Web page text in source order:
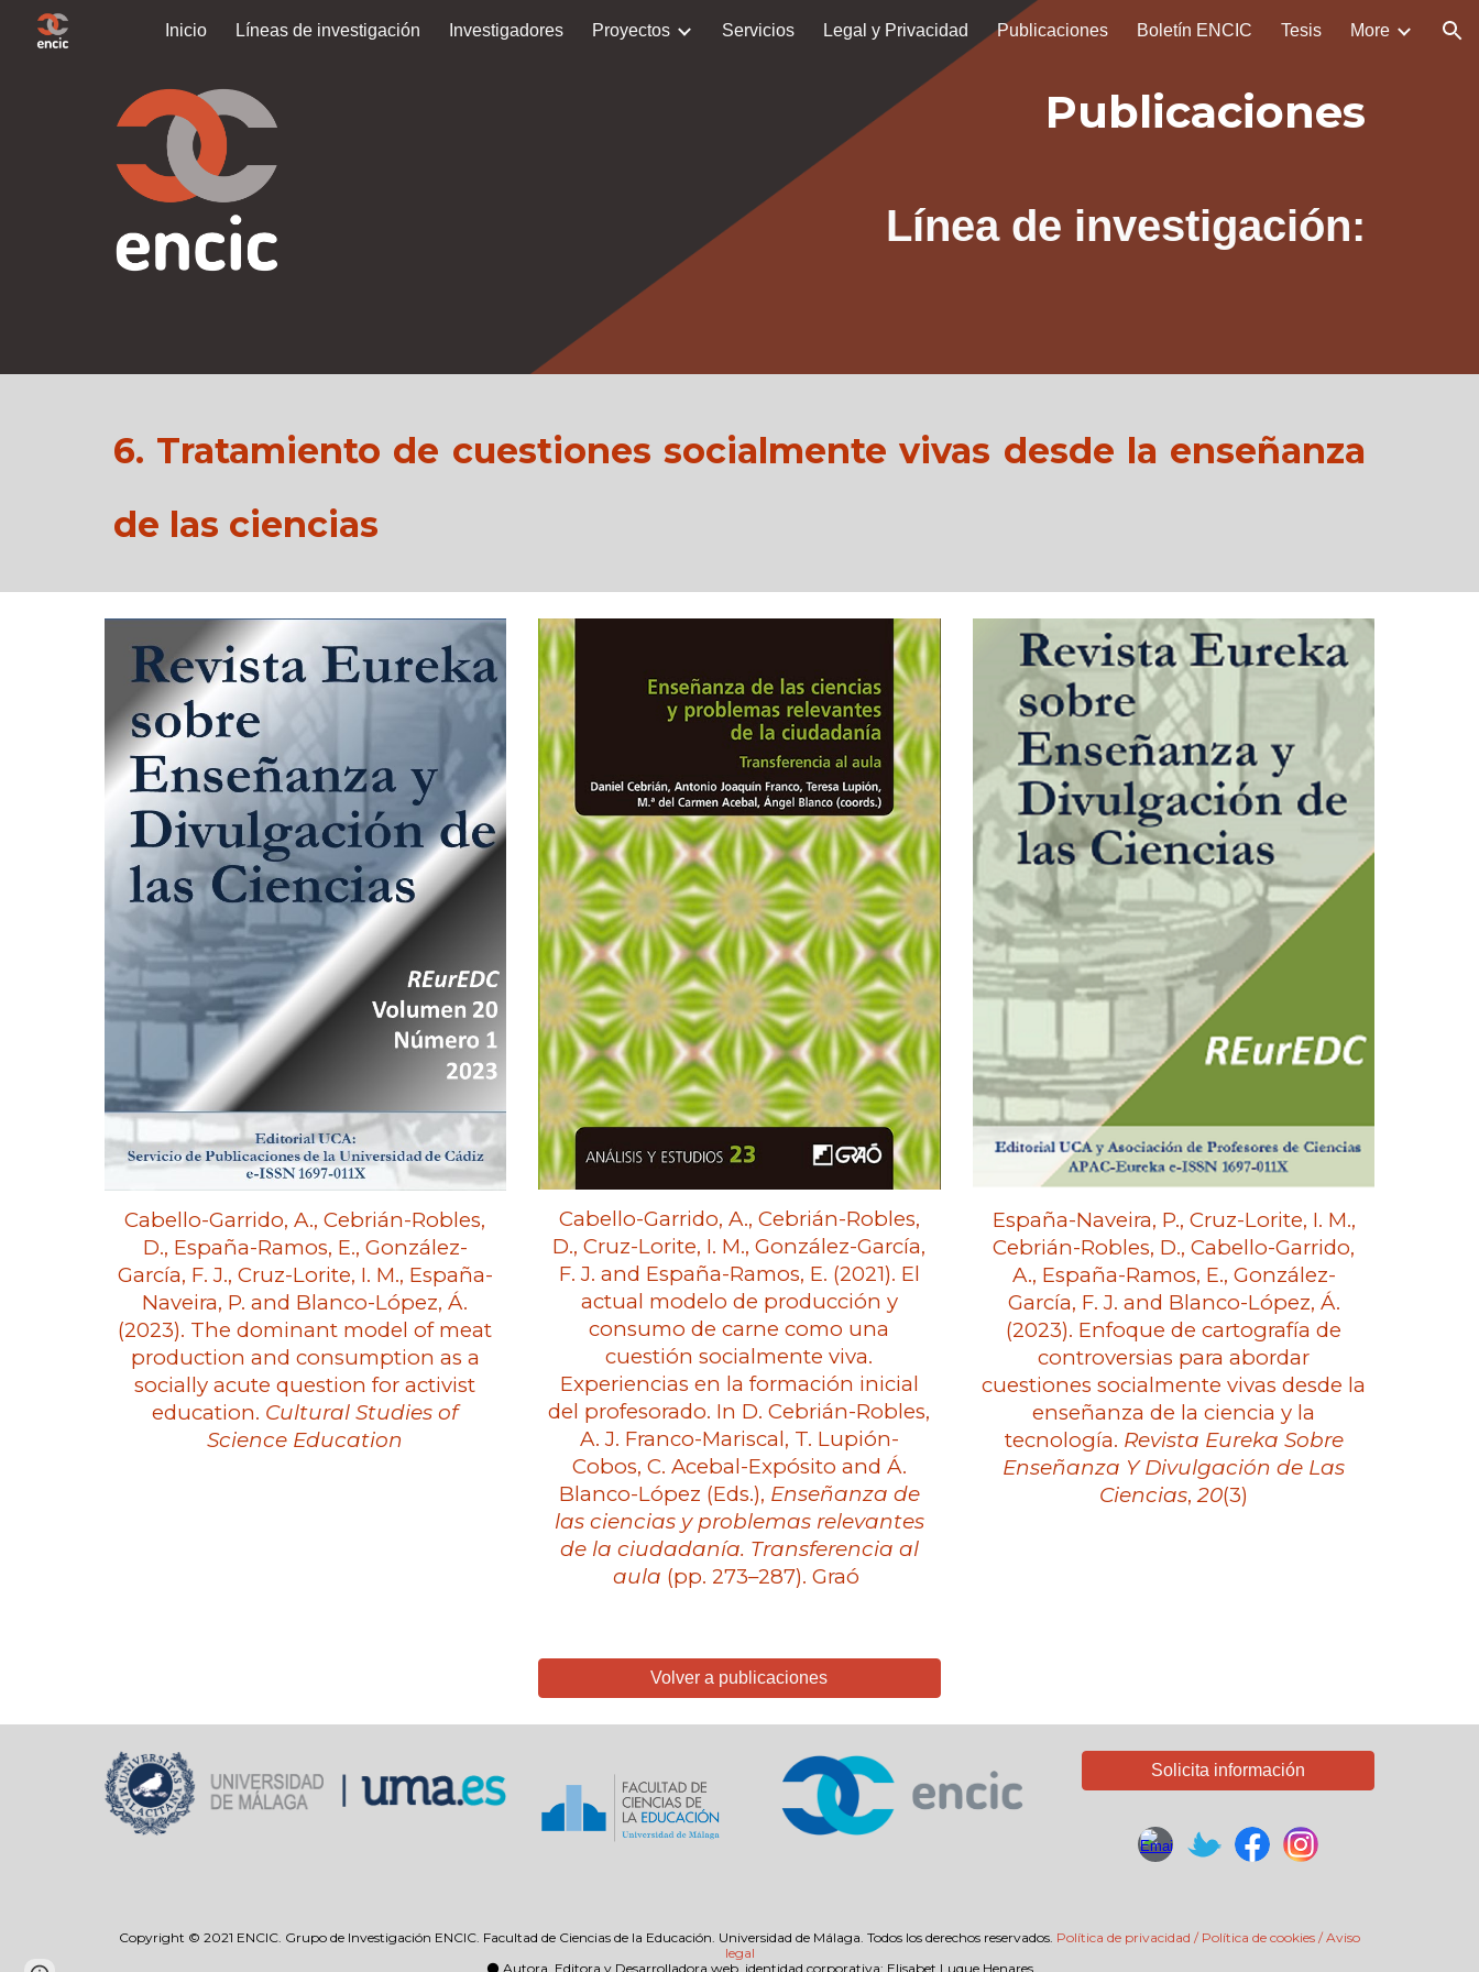
Skip to main content Skip to navigation
Inicio Líneas de investigación Investigadores Proyectos Servicios Legal y Privacidad Publicaciones Boletín ENCIC Tesis More
Publicaciones
Línea de investigación:
6. Tratamiento de cuestiones socialmente vivas desde la enseñanza
de las ciencias
Cabello-Garrido, A., Cebrián-Robles,
D., España-Ramos, E., González-
García, F. J., Cruz-Lorite, I. M., España-
Naveira, P. and Blanco-López, Á.
(2023). The dominant model of meat
production and consumption as a
socially acute question for activist
education. Cultural Studies of
Science Education
Cabello-Garrido, A., Cebrián-Robles,
D., Cruz-Lorite, I. M., González-García,
F. J. and España-Ramos, E. (2021). El
actual modelo de producción y
consumo de carne como una
cuestión socialmente viva.
Experiencias en la formación inicial
del profesorado. In D. Cebrián-Robles,
A. J. Franco-Mariscal, T. Lupión-
Cobos, C. Acebal-Expósito and Á.
Blanco-López (Eds.), Enseñanza de
las ciencias y problemas relevantes
de la ciudadanía. Transferencia al
aula (pp. 273–287). Graó
España-Naveira, P., Cruz-Lorite, I. M.,
Cebrián-Robles, D., Cabello-Garrido,
A., España-Ramos, E., González-
García, F. J. and Blanco-López, Á.
(2023). Enfoque de cartografía de
controversias para abordar
cuestiones socialmente vivas desde la
enseñanza de la ciencia y la
tecnología. Revista Eureka Sobre
Enseñanza Y Divulgación de Las
Ciencias,20(3)
Volver a publicaciones
Solicita información
Copyright © 2021 ENCIC. Grupo de Investigación ENCIC. Facultad de Ciencias de la Educación. Universidad de Málaga. Todos los derechos reservados. Política de privacidad / Política de cookies / Aviso
legal
⚫ Autora, Editora y Desarrolladora web, identidad corporativa: Elisabet Luque Henares